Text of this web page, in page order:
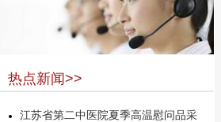
热点新闻>>
江苏省第二中医院夏季高温慰问品采